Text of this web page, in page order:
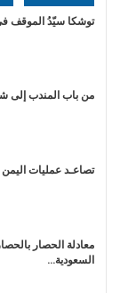
توشكا سيّدُ الموقف
من باب المندب إلى
تصاعـد عمليات
معادلة الحصار
السعودية…